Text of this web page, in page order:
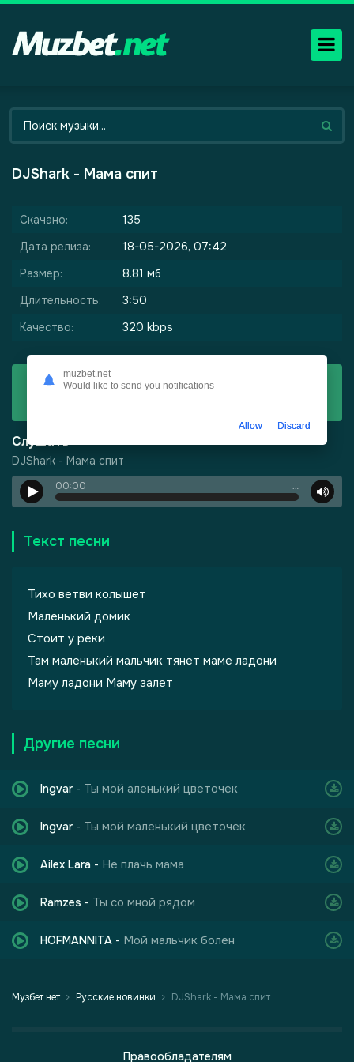
DJShark - Мама спит
Скачано:
135
Дата релиза:
18-05-2026, 07:42
Размер:
8.81 мб
Длительность:
3:50
Качество:
320 kbps
Скачать
Слушать
DJShark - Мама спит
00:00 …
Текст песни
Тихо ветви колышет
Маленький домик
Стоит у реки
Там маленький мальчик тянет маме ладони
Маму ладони Маму залет
Другие песни
Ingvar - Ты мой аленький цветочек
Ingvar - Ты мой маленький цветочек
Ailex Lara - Не плачь мама
Ramzes - Ты со мной рядом
HOFMANNITA - Мой мальчик болен
Музбет.нет Русские новинки DJShark - Мама спит
Правообладателям
muzbet.net
Would like to send you notifications
Allow Discard